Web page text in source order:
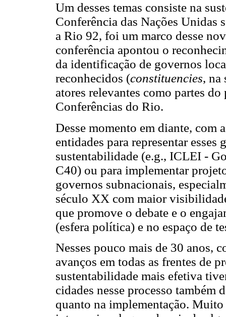
Um desses temas consiste na
Conferência das Nações
a Rio 92, foi um marco desse
conferência apontou o
da identificação de governos
reconhecidos (constituencies, na
atores relevantes como partes
Conferências do Rio.
Desse momento em diante, com
entidades para representar
sustentabilidade (e.g., ICLEI -
C40) ou para implementar
governos subnacionais,
século XX com maior
que promove o debate e o
(esfera política) e no espaço de
Nesses pouco mais de 30 anos,
avanços em todas as frentes de
sustentabilidade mais efetiva
cidades nesse processo também
quanto na implementação.